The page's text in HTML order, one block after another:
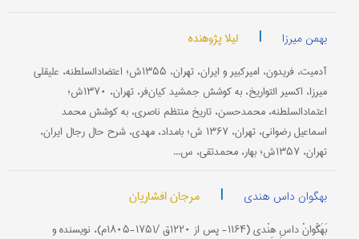
بهمن میرزا | لیلا پژوهنده
آدمیت‌، فریدون‌، امیركبیر و ایران‌، تهران‌، ۱۳۵۵ش؛ اعتضادالسلطنه‌، علیقلی‌
میرزا، اكسیر التواریخ‌، به‌ كوشش‌ جمشید كیان‌فر، تهران‌، ۱۳۷۰ش‌؛
اعتمادالسلطنه‌، محمدحسن‌، تاریخ‌ منتظم‌ ناصری‌، به‌ كوشش‌ محمد
اسماعیل‌ رضوانی‌، تهران‌، ۱۳۶۷ ش‌؛ بامداد، مهدی‌، شرح‌ حال‌ رجال‌ ایران‌،
تهران‌، ۱۳۵۷ش‌؛ بهار، محمدتقی‌، س...
بهگوان داس هندی | مرجان افشاریان
بَهَگْوانْ داسِ هِنْدی‌ (۱۱۶۴- پس‌ از ۱۲۲۰ق‌ /۱۷۵۱-۱۸۰۵م)‌، نویسنده‌ و